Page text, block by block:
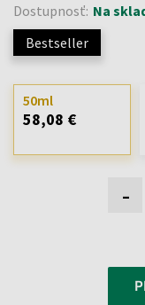
Dostupnosť: Na
Bestseller
-
50ml
58,08 €